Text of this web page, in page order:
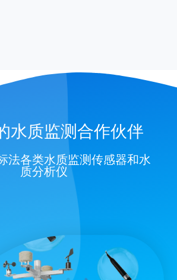
水质监测合作伙伴
法各类水质监测传感器和水
质分析仪